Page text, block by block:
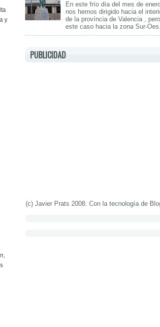
y
En este frío día del mes de
nos hemos dirigido hacia el
de la província de Valencia ,
este caso hacia la zona Sur-
PUBLICIDAD
(c) Javier Prats 2008. Con la tecnología de